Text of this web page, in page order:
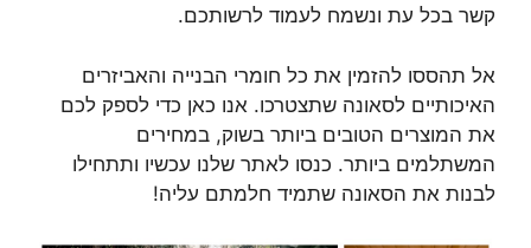
קשר בכל עת ונשמח לעמוד לרשותכם.
אל תהססו להזמין את כל חומרי הבנייה והאביזרים
האיכותיים לסאונה שתצטרכו. אנו כאן כדי לספק לכם
את המוצרים הטובים ביותר בשוק, במחירים
המשתלמים ביותר. כנסו לאתר שלנו עכשיו ותתחילו
לבנות את הסאונה שתמיד חלמתם עליה!